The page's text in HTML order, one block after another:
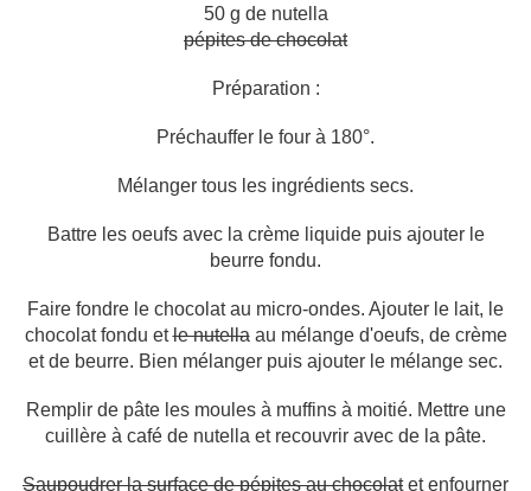
50 g de nutella
pépites de chocolat
Préparation :
Préchauffer le four à 180°.
Mélanger tous les ingrédients secs.
Battre les oeufs avec la crème liquide puis ajouter le
beurre fondu.
Faire fondre le chocolat au micro-ondes. Ajouter le lait, le
chocolat fondu etle nutellaau mélange d'oeufs, de crème
et de beurre. Bien mélanger puis ajouter le mélange sec.
Remplir de pâte les moules à muffins à moitié. Mettre une
cuillère à café de nutella et recouvrir avec de la pâte.
Saupoudrer la surface de pépites au chocolatet enfourner